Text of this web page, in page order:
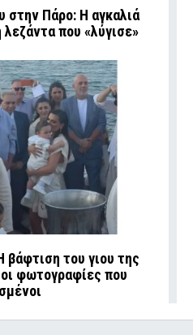
στην Πάρο: Η αγκαλιά
που «λύγισε»
βάφτιση του γιου της
φωτογραφίες που